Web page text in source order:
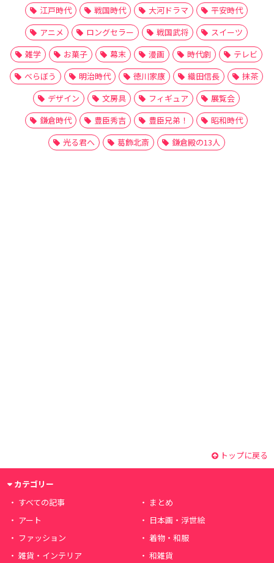
江戸時代 戦国時代 大河ドラマ
平安時代
アニメ
ロングセラー 戦国武将
スイーツ
雑学
お菓子 幕末 漫画 時代劇
テレビ
べらぼう
明治時代 徳川家康 織田信長
抹茶
デザイン
文房具 フィギュア
展覧会
鎌倉時代
豊臣秀吉 豊臣兄弟！
昭和時代
光る君へ
葛飾北斎 鎌倉殿の13人
トップに戻る
カテゴリー
すべての記事
まとめ
アート
日本画・浮世絵
ファッション
着物・和服
雑貨・インテリア
和雑貨